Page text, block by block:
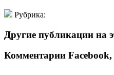
Рубрика:
Другие публикации на
Комментарии